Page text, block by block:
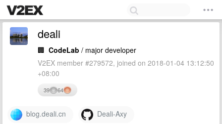
deali
🏢 CodeLab / major developer
V2EX member #279572, joined on 2018-01-04 13:12:50
+08:00
39 64
blog.deali.cn Deali-Axy